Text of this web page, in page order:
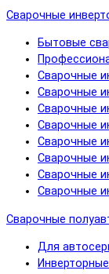
Сварочные
Бытовые
Сварочные
Сварочные
Сварочные
Сварочные
Сварочные
Сварочные
Сварочные
Сварочные
Сварочные
Для